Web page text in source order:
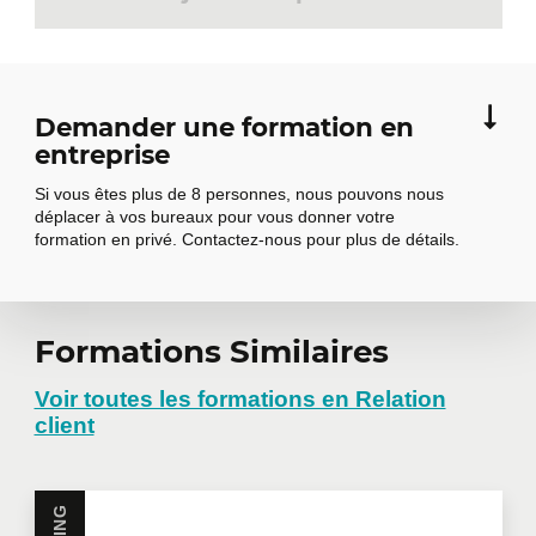
Connaître la valeur de ses clients
omnicanale
Le défi du passage de la vente de
produits à celle de solutions
Demander une formation en
entreprise
Si vous êtes plus de 8 personnes, nous pouvons nous
déplacer à vos bureaux pour vous donner votre
formation en privé. Contactez-nous pour plus de détails.
Demander une
formation en
Formations Similaires
Voir toutes les formations en Relation
client